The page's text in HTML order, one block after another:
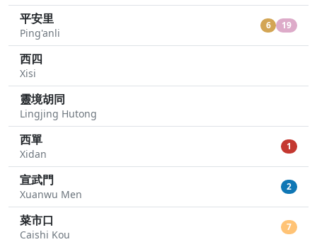
平安里
Ping'anli
6 19
西四
Xisi
靈境胡同
Lingjing Hutong
西單
Xidan
1
宣武門
Xuanwu Men
2
菜市口
Caishi Kou
7